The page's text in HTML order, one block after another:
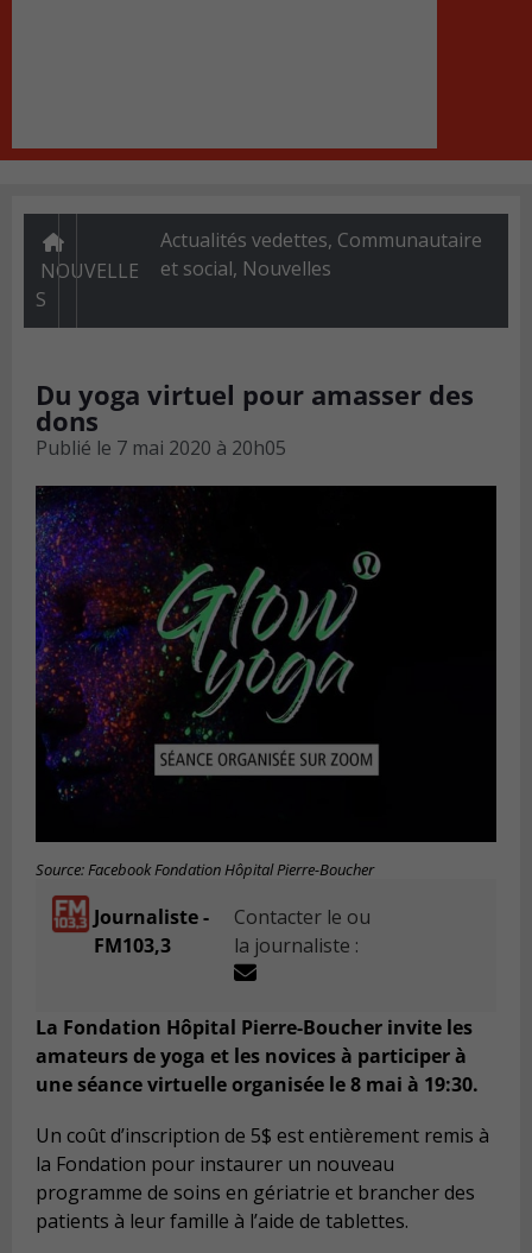
NOUVELLE
S
Actualités vedettes, Communautaire
et social, Nouvelles
Du yoga virtuel pour amasser des
dons
Publié le 7 mai 2020 à 20h05
Source: Facebook Fondation Hôpital Pierre-Boucher
Journaliste -
FM103,3
Contacter le ou
la journaliste :
La Fondation Hôpital Pierre-Boucher invite les
amateurs de yoga et les novices à participer à
une séance virtuelle organisée le 8 mai à 19:30.
Un coût d’inscription de 5$ est entièrement remis à
la Fondation pour instaurer un nouveau
programme de soins en gériatrie et brancher des
patients à leur famille à l’aide de tablettes.